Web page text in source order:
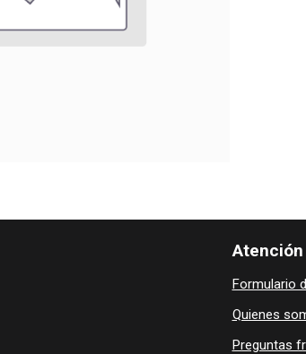
Formulario
Quienes
Preguntas